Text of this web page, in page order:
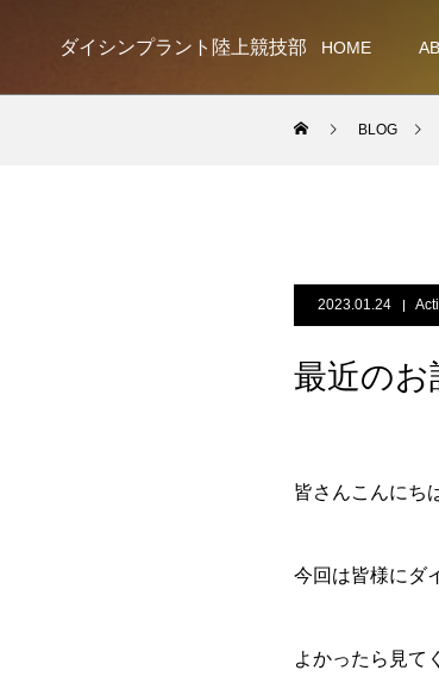
ダイシンプラント陸上競技部 HOME
BLOG
2023.01.24
最近のお
皆さんこんにち
今回は皆様にダ
よかったら見て